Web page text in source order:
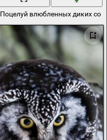
Поцелуй влюбленных диких сов